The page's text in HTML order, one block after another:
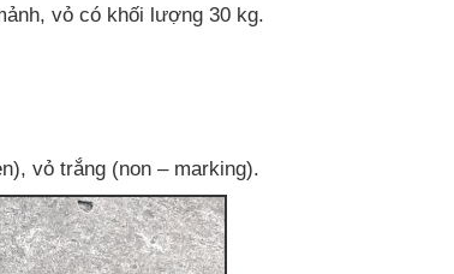
vỏ có khối lượng 30 kg.
vỏ trắng (non – marking).